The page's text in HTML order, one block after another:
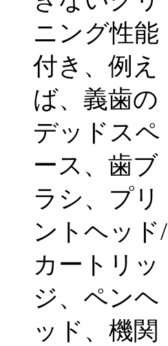
ニング性能
付き、例え
ば、義歯の
デッドスペ
ース、歯ブ
ラシ、プリ
ントヘッド/
カートリッ
ジ、ペンヘ
ッド、機関